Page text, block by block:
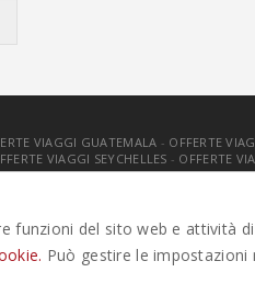
VIAGGI GUATEMALA - OFFERTE
VIAGGI SEYCHELLES - OFFERTE
funzioni del sito web e attività
Può gestire le impostazioni